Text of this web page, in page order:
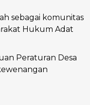
sebagai komunitas
Hukum Adat
Peraturan Desa